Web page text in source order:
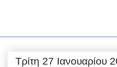
Τρίτη 27 Ιανουαρίου